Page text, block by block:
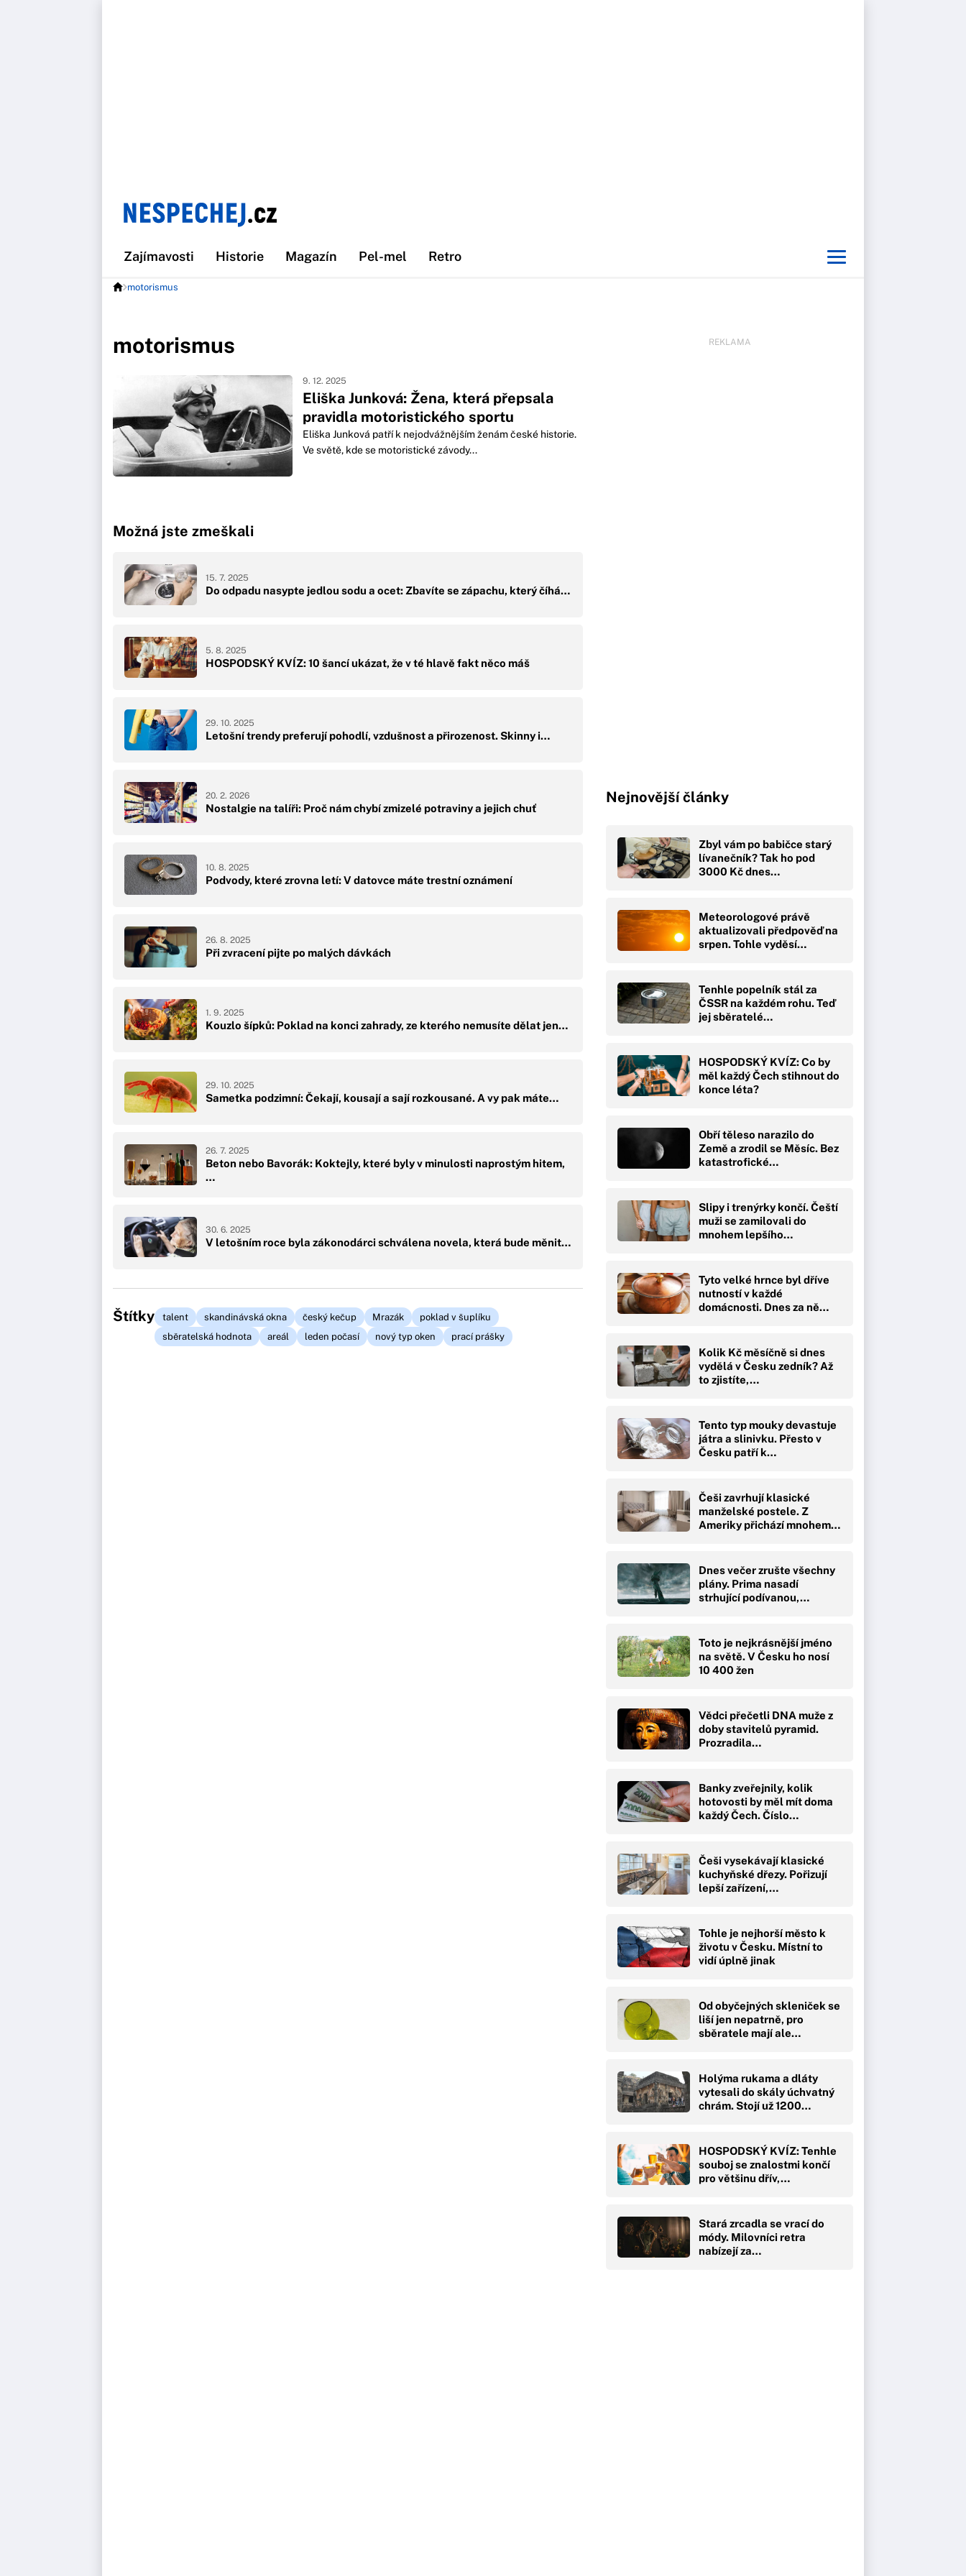
Zajímavosti Historie Magazín Pel-mel Retro
motorismus
motorismus
Eliška Junková: Žena, která přepsala
pravidla motoristického sportu
9. 12. 2025
Eliška Junková patří k nejodvážnějším ženám české historie.
Ve světě, kde se motoristické závody...
Možná jste zmeškali
Do odpadu nasypte jedlou sodu a ocet: Zbavíte se zápachu, který číhá…
15. 7. 2025
HOSPODSKÝ KVÍZ: 10 šancí ukázat, že v té hlavě fakt něco máš
5. 8. 2025
Letošní trendy preferují pohodlí, vzdušnost a přirozenost. Skinny i…
29. 10. 2025
Nostalgie na talíři: Proč nám chybí zmizelé potraviny a jejich chuť
20. 2. 2026
Podvody, které zrovna letí: V datovce máte trestní oznámení
10. 8. 2025
Při zvracení pijte po malých dávkách
26. 8. 2025
Kouzlo šípků: Poklad na konci zahrady, ze kterého nemusíte dělat jen…
1. 9. 2025
Sametka podzimní: Čekají, kousají a sají rozkousané. A vy pak máte…
29. 10. 2025
Beton nebo Bavorák: Koktejly, které byly v minulosti naprostým hitem,
…
26. 7. 2025
V letošním roce byla zákonodárci schválena novela, která bude měnit…
30. 6. 2025
Štítky talent skandinávská okna český kečup Mrazák
poklad v šuplíku
sběratelská hodnota
areál leden počasí nový typ oken prací prášky
REKLAMA
Nejnovější články
Zbyl vám po babičce starý
lívanečník? Tak ho pod
3000 Kč dnes…
Meteorologové právě
aktualizovali předpověď na
srpen. Tohle vyděsí…
Tenhle popelník stál za
ČSSR na každém rohu. Teď
jej sběratelé…
HOSPODSKÝ KVÍZ: Co by
měl každý Čech stihnout do
konce léta?
Obří těleso narazilo do
Země a zrodil se Měsíc. Bez
katastrofické…
Slipy i trenýrky končí. Čeští
muži se zamilovali do
mnohem lepšího…
Tyto velké hrnce byl dříve
nutností v každé
domácnosti. Dnes za ně…
Kolik Kč měsíčně si dnes
vydělá v Česku zedník? Až
to zjistíte,…
Tento typ mouky devastuje
játra a slinivku. Přesto v
Česku patří k…
Češi zavrhují klasické
manželské postele. Z
Ameriky přichází mnohem…
Dnes večer zrušte všechny
plány. Prima nasadí
strhující podívanou,…
Toto je nejkrásnější jméno
na světě. V Česku ho nosí
10 400 žen
Vědci přečetli DNA muže z
doby stavitelů pyramid.
Prozradila…
Banky zveřejnily, kolik
hotovosti by měl mít doma
každý Čech. Číslo…
Češi vysekávají klasické
kuchyňské dřezy. Pořizují
lepší zařízení,…
Tohle je nejhorší město k
životu v Česku. Místní to
vidí úplně jinak
Od obyčejných skleniček se
liší jen nepatrně, pro
sběratele mají ale…
Holýma rukama a dláty
vytesali do skály úchvatný
chrám. Stojí už 1200…
HOSPODSKÝ KVÍZ: Tenhle
souboj se znalostmi končí
pro většinu dřív,…
Stará zrcadla se vrací do
módy. Milovníci retra
nabízejí za…